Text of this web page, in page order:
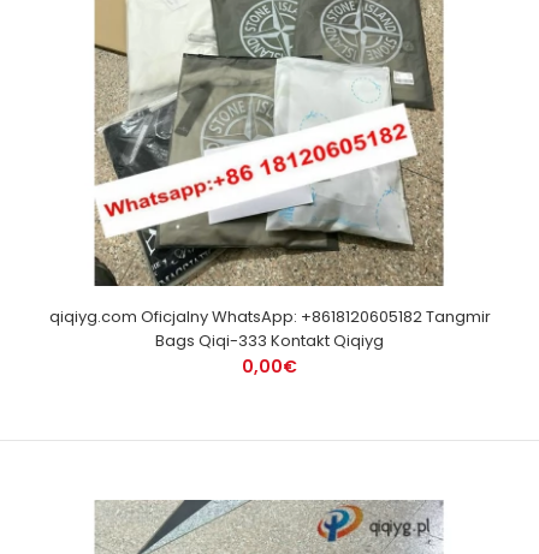
qiqiyg.com Oficjalny WhatsApp: +8618120605182 Tangmir
Bags Qiqi-333 Kontakt Qiqiyg
0,00€